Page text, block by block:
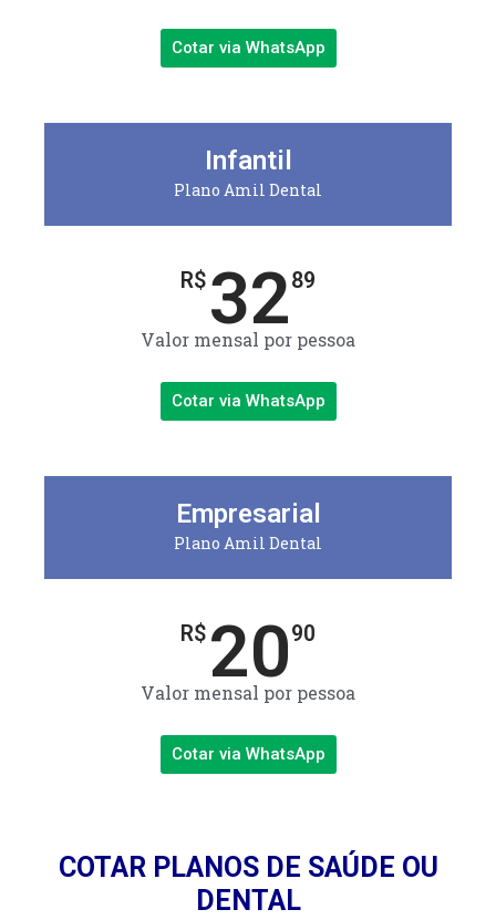
Cotar via WhatsApp
Infantil
Plano Amil Dental
R$ 3289
Valor mensal por pessoa
Cotar via WhatsApp
Empresarial
Plano Amil Dental
R$ 2090
Valor mensal por pessoa
Cotar via WhatsApp
COTAR PLANOS DE SAÚDE OU
DENTAL